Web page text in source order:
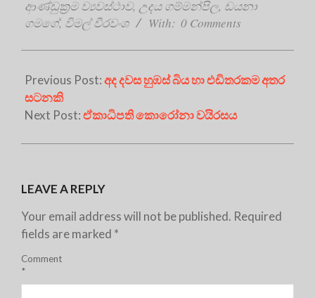
ආණ්ඩුක්‍රම ව්‍යවස්ථාව, උදය ගම්මන්පිල, ඩයනා
ගමගේ, විමල් වීරවංශ With: 0 Comments
Previous Post:අද දවස හුඹස් බිය හා එඩිතරකම අතර
සටනකි
Next Post:ඒකාධිපති කොරෝනා වයිරසය
LEAVE A REPLY
Your email address will not be published. Required
fields are marked *
Comment
*